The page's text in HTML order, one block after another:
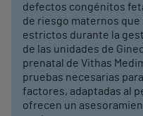
defectos congénitos
de riesgo maternos
estrictos durante la
de las unidades de
prenatal de Vithas
pruebas necesarias
factores, adaptadas al
ofrecen un